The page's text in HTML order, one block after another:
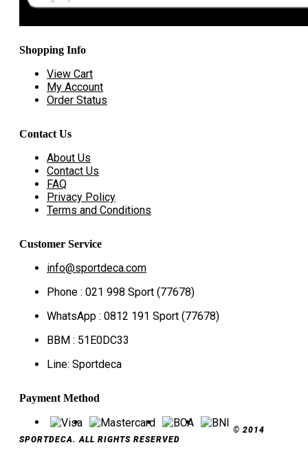
Shopping Info
View Cart
My Account
Order Status
Contact Us
About Us
Contact Us
FAQ
Privacy Policy
Terms and Conditions
Customer Service
info@sportdeca.com
Phone : 021 998 Sport (77678)
WhatsApp : 0812 191 Sport (77678)
BBM : 51E0DC33
Line: Sportdeca
Payment Method
© 2014
SPORTDECA. ALL RIGHTS RESERVED